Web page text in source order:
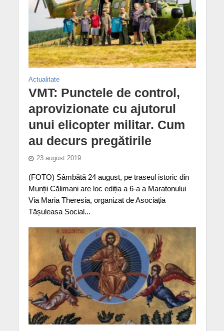
Actualitate
VMT: Punctele de control,
aprovizionate cu ajutorul
unui elicopter militar. Cum
au decurs pregătirile
23 august 2019
(FOTO) Sâmbătă 24 august, pe traseul istoric din
Munții Călimani are loc ediția a 6-a a Maratonului
Via Maria Theresia, organizat de Asociația
Tășuleasa Social...